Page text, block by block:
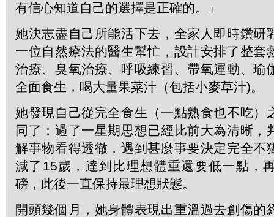
有信心知道自己的選擇是正確的。」
她決志盡自己所能活下去，全家人即時鑽研
一位自然療法的醫生幫忙，設計安排了整套
治療、臭氧治療、呼吸練習、帶氧運動、瑜
全面食生，喝大量果菜汁（包括小麥草汁)。
她發現自己從完全食生（一點熟食也不吃）
同了：過了一星期思想已經比前大為清晰，
解事物看得透徹，遇到甚麼事要決定完全不
減了15歲，達到比理想體重還要低一點，
磅，此後一直保持最理想狀態。
開頭幾個月，她身體表現出重溫過去創傷的